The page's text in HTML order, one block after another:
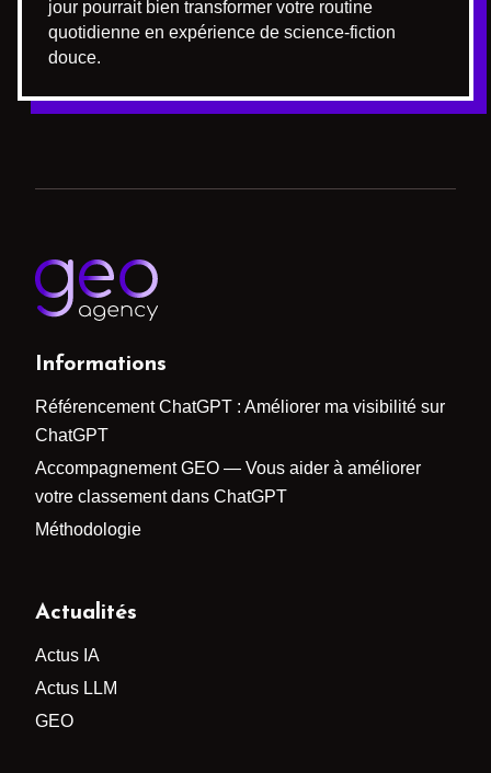
jour pourrait bien transformer votre routine
quotidienne en expérience de science-fiction
douce.
Informations
Référencement ChatGPT : Améliorer ma visibilité sur
ChatGPT
Accompagnement GEO — Vous aider à améliorer
votre classement dans ChatGPT
Méthodologie
Actualités
Actus IA
Actus LLM
GEO